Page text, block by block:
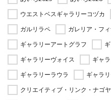
ウエストベスギャラリーコヅカ
ガルリラペ
ガレリア・フ
ギャラリーアートグラフ
ギャラリーヴォイス
ギャ
ギャラリーラウラ
ギャラ
クリエイティブ・リンク・ナゴヤ